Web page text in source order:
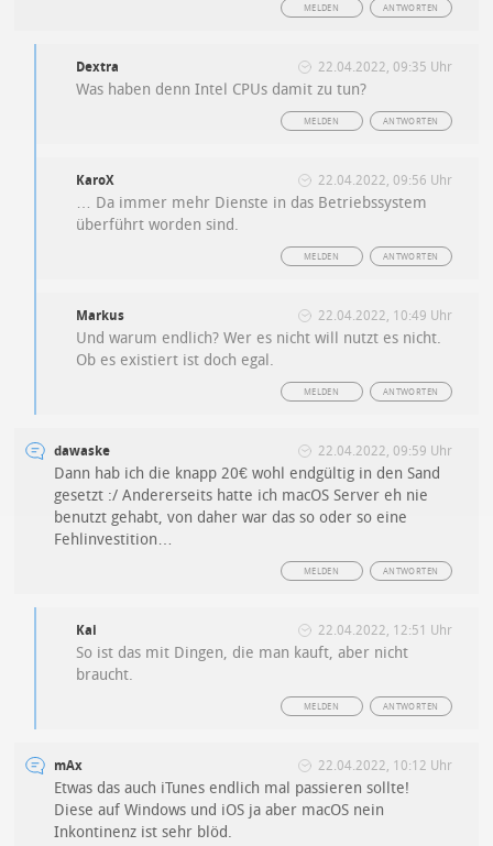
ANTWORTEN
MELDEN
Dextra 22.04.2022, 09:35 Uhr
Was haben denn Intel CPUs damit zu tun?
ANTWORTEN
MELDEN
KaroX 22.04.2022, 09:56 Uhr
… Da immer mehr Dienste in das Betriebssystem
überführt worden sind.
ANTWORTEN
MELDEN
Markus 22.04.2022, 10:49 Uhr
Und warum endlich? Wer es nicht will nutzt es nicht.
Ob es existiert ist doch egal.
ANTWORTEN
MELDEN
dawaske 22.04.2022, 09:59 Uhr
Dann hab ich die knapp 20€ wohl endgültig in den Sand
gesetzt :/ Andererseits hatte ich macOS Server eh nie
benutzt gehabt, von daher war das so oder so eine
Fehlinvestition…
ANTWORTEN
MELDEN
Kai 22.04.2022, 12:51 Uhr
So ist das mit Dingen, die man kauft, aber nicht
braucht.
ANTWORTEN
MELDEN
mAx 22.04.2022, 10:12 Uhr
Etwas das auch iTunes endlich mal passieren sollte!
Diese auf Windows und iOS ja aber macOS nein
Inkontinenz ist sehr blöd.